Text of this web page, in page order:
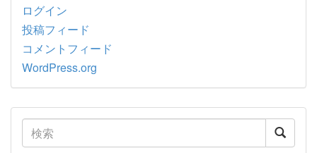
ログイン
投稿フィード
コメントフィード
WordPress.org